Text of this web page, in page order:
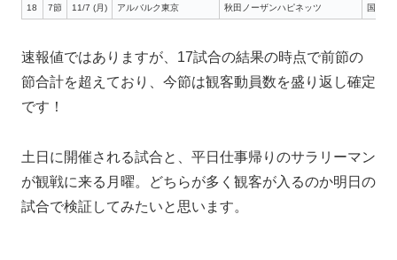
18 7節 11/7 (月) アルバルク東京 秋田ノーザンハピネッツ 国立代
速報値ではありますが、17試合の結果の時点で前節の
節合計を超えており、今節は観客動員数を盛り返し確定
です！
土日に開催される試合と、平日仕事帰りのサラリーマン
が観戦に来る月曜。どちらが多く観客が入るのか明日の
試合で検証してみたいと思います。